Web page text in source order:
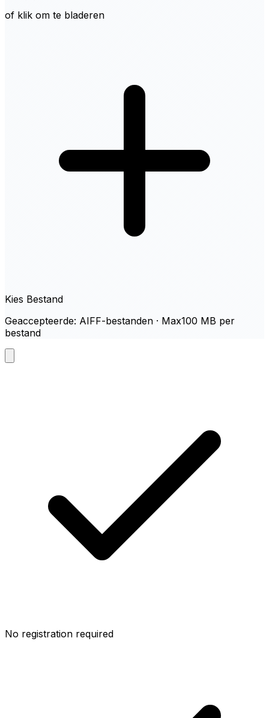
of klik om te bladeren
Kies Bestand
Geaccepteerde: AIFF-bestanden · Max100 MB per
bestand
No registration required